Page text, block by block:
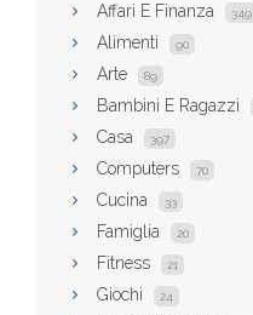
Affari E Finanza 349
Alimenti 90
Arte 89
Bambini E Ragazzi
Casa 397
Computers 70
Cucina 33
Famiglia 20
Fitness 21
Giochi 24